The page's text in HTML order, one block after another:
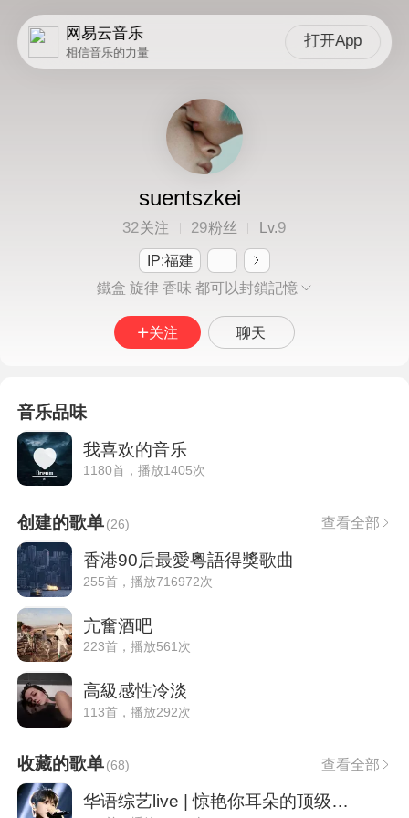
网易云音乐
相信音乐的力量
打开App
suentszkei
32关注 29粉丝 Lv.9
IP:福建
鐵盒 旋律 香味 都可以封鎖記憶
关注 聊天
音乐品味
我喜欢的音乐
1180首，播放1405次
创建的歌单(26) 查看全部
香港90后最愛粵語得獎歌曲
255首，播放716972次
亢奮酒吧
223首，播放561次
高級感性冷淡
113首，播放292次
收藏的歌单(68) 查看全部
华语综艺live | 惊艳你耳朵的顶级翻唱